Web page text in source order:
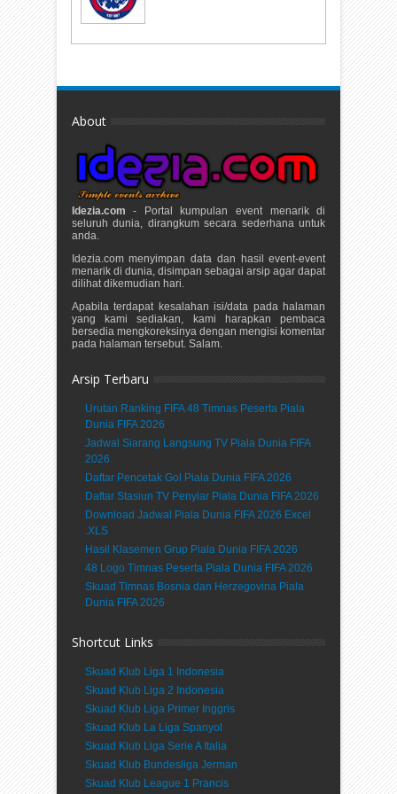
About
Idezia.com - Portal kumpulan event menarik di
seluruh dunia, dirangkum secara sederhana untuk
anda.
Idezia.com menyimpan data dan hasil event-event
menarik di dunia, disimpan sebagai arsip agar dapat
dilihat dikemudian hari.
Apabila terdapat kesalahan isi/data pada halaman
yang kami sediakan, kami harapkan pembaca
bersedia mengkoreksinya dengan mengisi komentar
pada halaman tersebut. Salam.
Arsip Terbaru
Urutan Ranking FIFA 48 Timnas Peserta Piala
Dunia FIFA 2026
Jadwal Siarang Langsung TV Piala Dunia FIFA
2026
Daftar Pencetak Gol Piala Dunia FIFA 2026
Daftar Stasiun TV Penyiar Piala Dunia FIFA 2026
Download Jadwal Piala Dunia FIFA 2026 Excel
.XLS
Hasil Klasemen Grup Piala Dunia FIFA 2026
48 Logo Timnas Peserta Piala Dunia FIFA 2026
Skuad Timnas Bosnia dan Herzegovina Piala
Dunia FIFA 2026
Shortcut Links
Skuad Klub Liga 1 Indonesia
Skuad Klub Liga 2 Indonesia
Skuad Klub Liga Primer Inggris
Skuad Klub La Liga Spanyol
Skuad Klub Liga Serie A Italia
Skuad Klub Bundesliga Jerman
Skuad Klub League 1 Prancis